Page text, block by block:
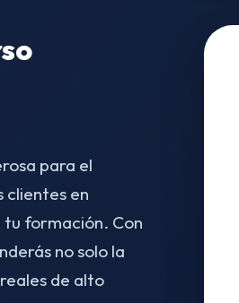
para el
clientes en
tu formación. Con
no solo la
de alto